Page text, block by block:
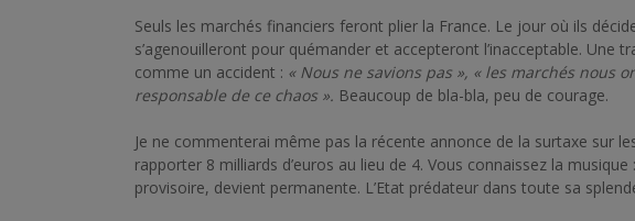
Seuls les marchés financiers feront plier la France. Le jour où ils
s’agenouilleront pour quémander et accepteront l’inacceptable. Une
comme un accident : « Nous ne savions pas », « les marchés nous
responsable de ce chaos ». Beaucoup de bla-bla, peu de courage.
Je ne commenterai même pas la récente annonce de la surtaxe sur
rapporter 8 milliards d’euros au lieu de 4. Vous connaissez la
provisoire, devient permanente. L’Etat prédateur dans toute sa